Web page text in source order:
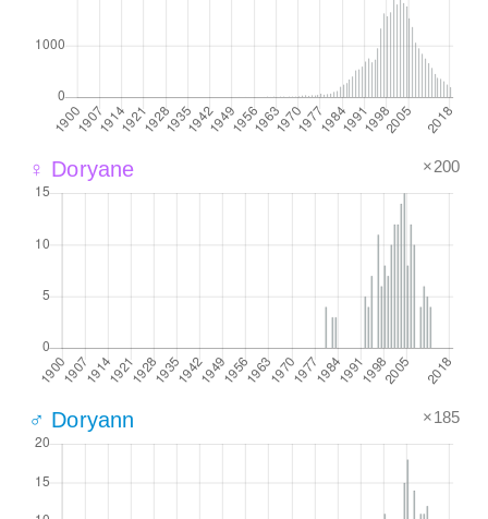
♀ Doryane ×200
♂ Doryann ×185